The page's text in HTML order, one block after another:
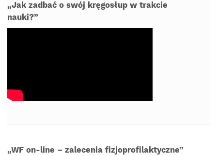
„Jak zadbać o swój kręgosłup w trakcie
nauki?”
„WF on-line – zalecenia fizjoprofilaktyczne”